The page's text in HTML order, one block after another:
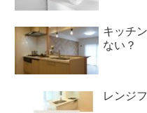
キッチ
ない？
レンジ